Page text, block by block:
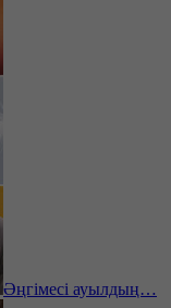
Әңгімесі ауылдың…